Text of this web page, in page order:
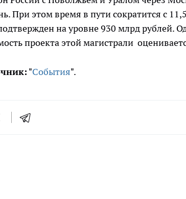
При этом время в пути сократится с
на уровне 930 млрд рублей.
проекта этой магистрали
"События".